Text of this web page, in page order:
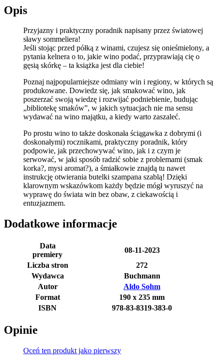
Opis
Przyjazny i praktyczny poradnik napisany przez światowej
sławy sommeliera!
Jeśli stojąc przed półką z winami, czujesz się onieśmielony, a
pytania kelnera o to, jakie wino podać, przyprawiają cię o
gęsią skórkę – ta książka jest dla ciebie!
Poznaj najpopularniejsze odmiany win i regiony, w których są
produkowane. Dowiedz się, jak smakować wino, jak
poszerzać swoją wiedzę i rozwijać podniebienie, budując
„bibliotekę smaków”, w jakich sytuacjach nie ma sensu
wydawać na wino majątku, a kiedy warto zaszaleć.
Po prostu wino to także doskonała ściągawka z dobrymi (i
doskonałymi) rocznikami, praktyczny poradnik, który
podpowie, jak przechowywać wino, jak i z czym je
serwować, w jaki sposób radzić sobie z problemami (smak
korka?, mysi aromat?), a śmiałkowie znajdą tu nawet
instrukcję otwierania butelki szampana szablą! Dzięki
klarownym wskazówkom każdy będzie mógł wyruszyć na
wyprawę do świata win bez obaw, z ciekawością i
entuzjazmem.
Dodatkowe informacje
Data
premiery
08-11-2023
Liczba stron
272
Wydawca
Buchmann
Autor
Aldo Sohm
Format
190 x 235 mm
ISBN
978-83-8319-383-0
Opinie
Oceń ten produkt jako pierwszy